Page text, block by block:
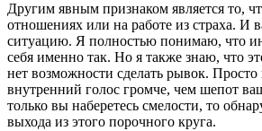
Другим явным признаком является то,
отношениях или на работе из страха. И
ситуацию. Я полностью понимаю, что
себя именно так. Но я также знаю, что
нет возможности сделать рывок.
внутренний голос громче, чем шепот
только вы наберетесь смелости, то
выхода из этого порочного круга.